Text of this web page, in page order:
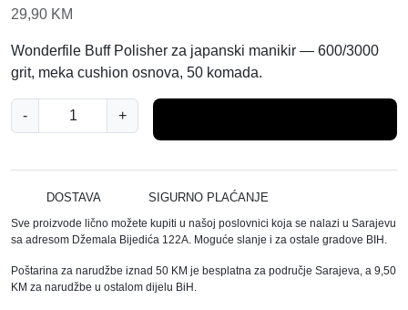
29,90 KM
Wonderfile Buff Polisher za japanski manikir — 600/3000
grit, meka cushion osnova, 50 komada.
-
o
d
r
f
l
+
DOSTAVA SIGURNO PLAĆANJE
Sve proizvode lično možete kupiti u našoj poslovnici koja se nalazi u Sarajevu
sa adresom Džemala Bijedića 122A. Moguće slanje i za ostale gradove BIH.
Poštarina za narudžbe iznad 50 KM je besplatna za područje Sarajeva, a 9,50
KM za narudžbe u ostalom dijelu BiH.